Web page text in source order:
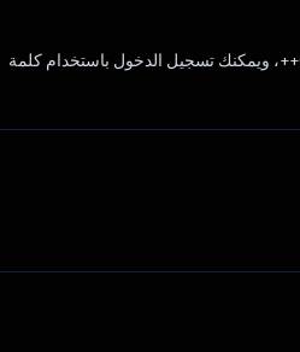
التطبيق هو آلة حاسبة أنشأتها بلغة C++، ويمكنك تسجيل الدخول باستخدام كلمة